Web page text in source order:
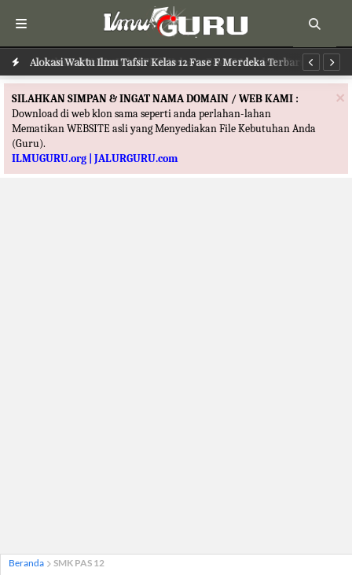
Alokasi Waktu Ilmu Tafsir Kelas 12 Fase F Merdeka Terbaru
×
SILAHKAN SIMPAN & INGAT NAMA DOMAIN / WEB KAMI :
Download di web klon sama seperti anda perlahan-lahan
Mematikan WEBSITE asli yang Menyediakan File Kebutuhan Anda
(Guru).
ILMUGURU.org | JALURGURU.com
Beranda SMK PAS 12